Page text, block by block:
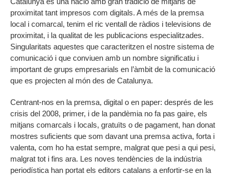
proximitat tant impresos com digitals. A més de la premsa
local i comarcal, tenim el ric ventall de ràdios i televisions de
proximitat, i la qualitat de les publicacions especialitzades.
Singularitats aquestes que caracteritzen el nostre sistema de
comunicació i que conviuen amb un nombre significatiu i
important de grups empresarials en l’àmbit de la comunicació
que es projecten al món des de Catalunya.
Centrant-nos en la premsa, digital o en paper: després de les
crisis del 2008, primer, i de la pandèmia no fa pas gaire, els
mitjans comarcals i locals, gratuïts o de pagament, han donat
mostres suficients que som davant una premsa activa, forta i
valenta, com ho ha estat sempre, malgrat que pesi a qui pesi,
malgrat tot i fins ara. Les noves tendències de la indústria
periodística han portat els editors catalans a enfortir-se en la